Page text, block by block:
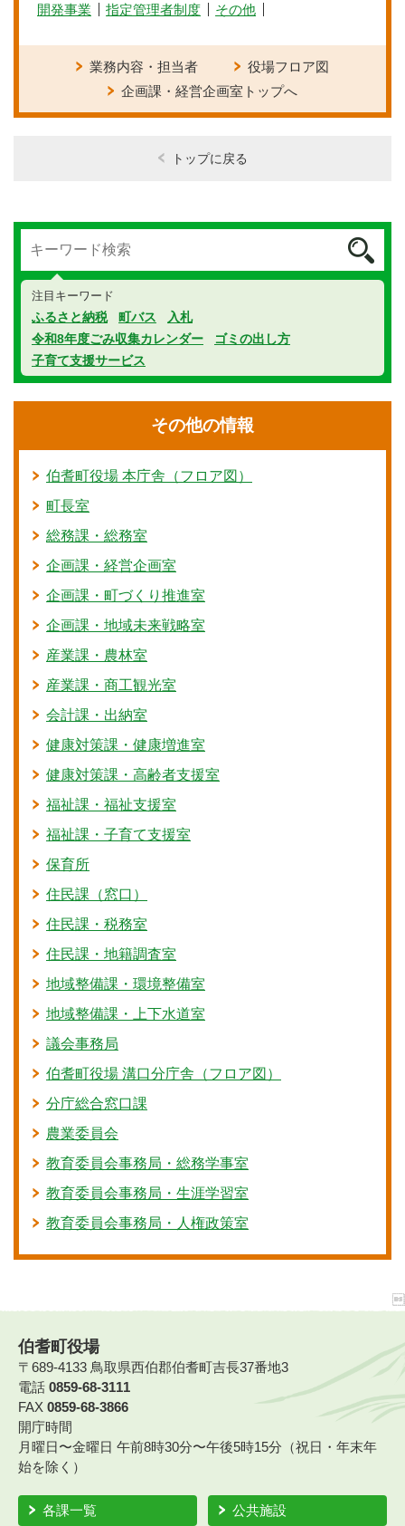
開発事業
指定管理者制度 その他
業務内容・担当者
役場フロア図
企画課・経営企画室トップへ
トップに戻る
注目キーワード
ふるさと納税 町バス
入札
令和8年度ごみ収集カレンダー
ゴミの出し方
子育て支援サービス
その他の情報
伯耆町役場 本庁舎（フロア図）
町長室
総務課・総務室
企画課・経営企画室
企画課・町づくり推進室
企画課・地域未来戦略室
産業課・農林室
産業課・商工観光室
会計課・出納室
健康対策課・健康増進室
健康対策課・高齢者支援室
福祉課・福祉支援室
福祉課・子育て支援室
保育所
住民課（窓口）
住民課・税務室
住民課・地籍調査室
地域整備課・環境整備室
地域整備課・上下水道室
議会事務局
伯耆町役場 溝口分庁舎（フロア図）
分庁総合窓口課
農業委員会
教育委員会事務局・総務学事室
教育委員会事務局・生涯学習室
教育委員会事務局・人権政策室
伯耆町役場
〒689-4133 鳥取県西伯郡伯耆町吉長37番地3
電話 0859-68-3111
FAX 0859-68-3866
開庁時間
月曜日〜金曜日 午前8時30分〜午後5時15分（祝日・年末年
始を除く）
各課一覧 公共施設